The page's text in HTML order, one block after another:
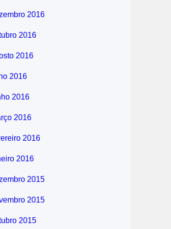
2016
2016
2016
2016
2016
2016
2016
2016
2015
2015
2015